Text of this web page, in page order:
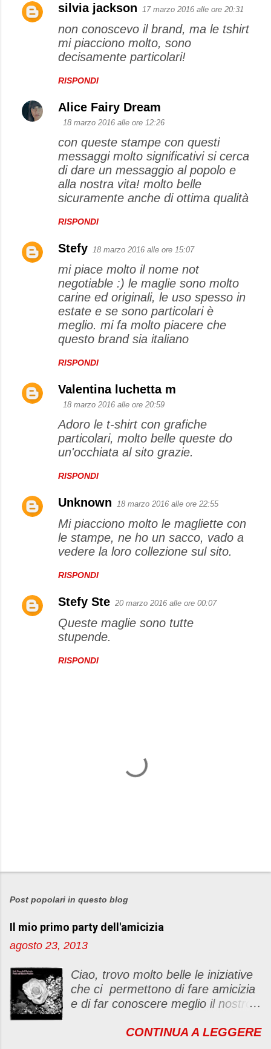
silvia jackson 17 marzo 2016 alle ore 20:31
non conoscevo il brand, ma le tshirt
mi piacciono molto, sono
decisamente particolari!
RISPONDI
Alice Fairy Dream
18 marzo 2016 alle ore 12:26
con queste stampe con questi
messaggi molto significativi si cerca
di dare un messaggio al popolo e
alla nostra vita! molto belle
sicuramente anche di ottima qualità
RISPONDI
Stefy 18 marzo 2016 alle ore 15:07
mi piace molto il nome not
negotiable :) le maglie sono molto
carine ed originali, le uso spesso in
estate e se sono particolari è
meglio. mi fa molto piacere che
questo brand sia italiano
RISPONDI
Valentina luchetta m
18 marzo 2016 alle ore 20:59
Adoro le t-shirt con grafiche
particolari, molto belle queste do
un'occhiata al sito grazie.
RISPONDI
Unknown 18 marzo 2016 alle ore 22:55
Mi piacciono molto le magliette con
le stampe, ne ho un sacco, vado a
vedere la loro collezione sul sito.
RISPONDI
Stefy Ste 20 marzo 2016 alle ore 00:07
Queste maglie sono tutte
stupende.
RISPONDI
P
s
a
u
c
o
m
m
Post popolari in questo blog
Il mio primo party dell'amicizia
agosto 23, 2013
Ciao, trovo molto belle le iniziative
che ci permettono di fare amicizia
e di far conoscere meglio il nostro
un "party" dell'amicizia .... Mi
CONTINUA A LEGGERE